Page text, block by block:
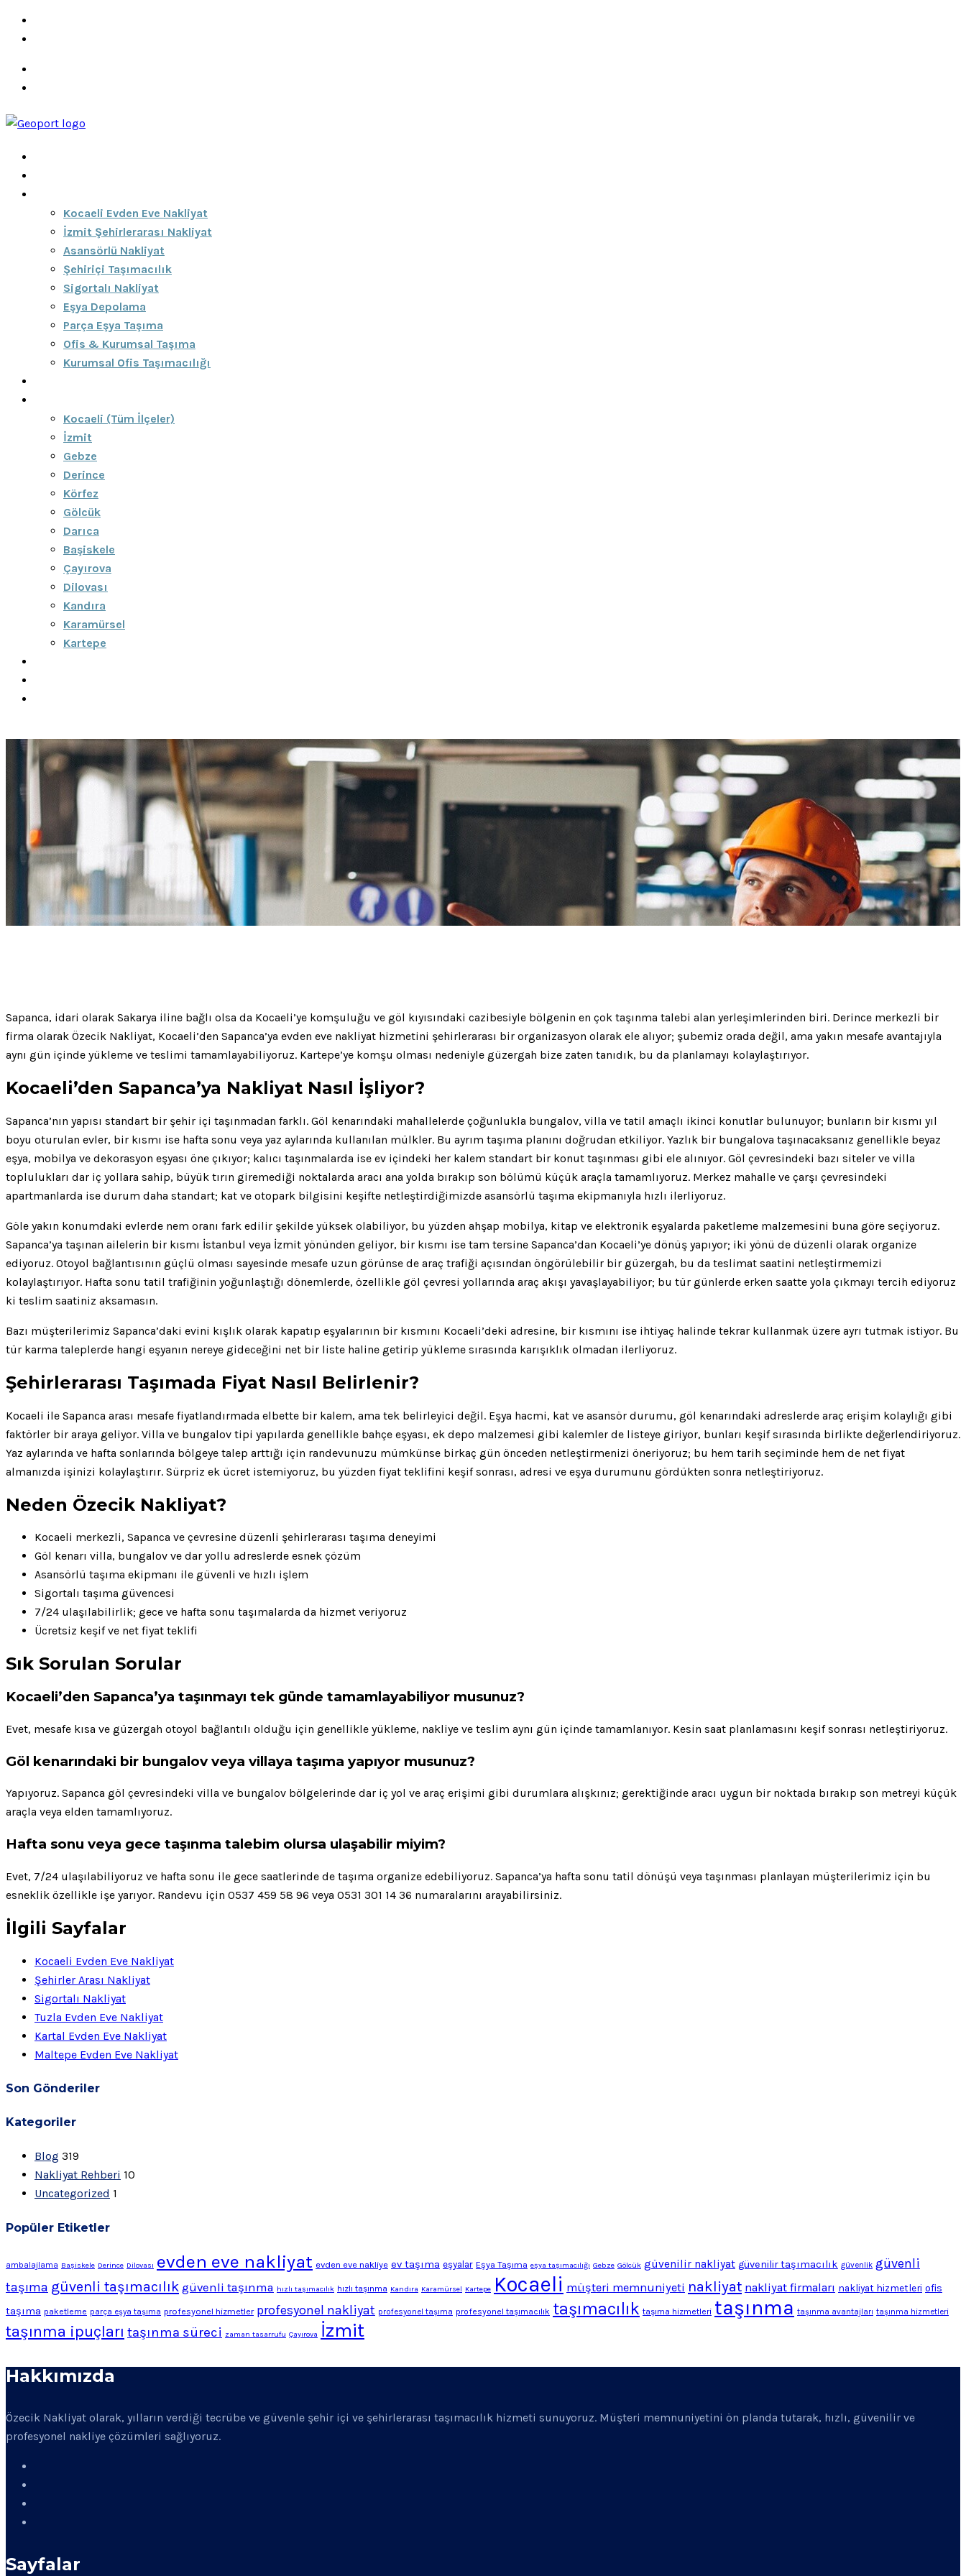
Kocaeli Evden Eve Nakliyat
İzmit Şehirlerarası Nakliyat
Asansörlü Nakliyat
Şehiriçi Taşımacılık
Sigortalı Nakliyat
Eşya Depolama
Parça Eşya Taşıma
Ofis & Kurumsal Taşıma
Kurumsal Ofis Taşımacılığı
Kocaeli (Tüm İlçeler)
İzmit
Gebze
Derince
Körfez
Gölcük
Darıca
Başiskele
Çayırova
Dilovası
Kandıra
Karamürsel
Kartepe
Sapanca, idari olarak Sakarya iline bağlı olsa da Kocaeli’ye komşuluğu ve göl kıyısındaki cazibesiyle bölgenin en çok taşınma talebi alan yerleşimlerinden biri. Derince merkezli bir
firma olarak Özecik Nakliyat, Kocaeli’den Sapanca’ya evden eve nakliyat hizmetini şehirlerarası bir organizasyon olarak ele alıyor; şubemiz orada değil, ama yakın mesafe avantajıyla
aynı gün içinde yükleme ve teslimi tamamlayabiliyoruz. Kartepe’ye komşu olması nedeniyle güzergah bize zaten tanıdık, bu da planlamayı kolaylaştırıyor.
Kocaeli’den Sapanca’ya Nakliyat Nasıl İşliyor?
Sapanca’nın yapısı standart bir şehir içi taşınmadan farklı. Göl kenarındaki mahallelerde çoğunlukla bungalov, villa ve tatil amaçlı ikinci konutlar bulunuyor; bunların bir kısmı yıl
boyu oturulan evler, bir kısmı ise hafta sonu veya yaz aylarında kullanılan mülkler. Bu ayrım taşıma planını doğrudan etkiliyor. Yazlık bir bungalova taşınacaksanız genellikle beyaz
eşya, mobilya ve dekorasyon eşyası öne çıkıyor; kalıcı taşınmalarda ise ev içindeki her kalem standart bir konut taşınması gibi ele alınıyor. Göl çevresindeki bazı siteler ve villa
toplulukları dar iç yollara sahip, büyük tırın giremediği noktalarda aracı ana yolda bırakıp son bölümü küçük araçla tamamlıyoruz. Merkez mahalle ve çarşı çevresindeki
apartmanlarda ise durum daha standart; kat ve otopark bilgisini keşifte netleştirdiğimizde asansörlü taşıma ekipmanıyla hızlı ilerliyoruz.
Göle yakın konumdaki evlerde nem oranı fark edilir şekilde yüksek olabiliyor, bu yüzden ahşap mobilya, kitap ve elektronik eşyalarda paketleme malzemesini buna göre seçiyoruz.
Sapanca’ya taşınan ailelerin bir kısmı İstanbul veya İzmit yönünden geliyor, bir kısmı ise tam tersine Sapanca’dan Kocaeli’ye dönüş yapıyor; iki yönü de düzenli olarak organize
ediyoruz. Otoyol bağlantısının güçlü olması sayesinde mesafe uzun görünse de araç trafiği açısından öngörülebilir bir güzergah, bu da teslimat saatini netleştirmemizi
kolaylaştırıyor. Hafta sonu tatil trafiğinin yoğunlaştığı dönemlerde, özellikle göl çevresi yollarında araç akışı yavaşlayabiliyor; bu tür günlerde erken saatte yola çıkmayı tercih ediyoruz
ki teslim saatiniz aksamasın.
Bazı müşterilerimiz Sapanca’daki evini kışlık olarak kapatıp eşyalarının bir kısmını Kocaeli’deki adresine, bir kısmını ise ihtiyaç halinde tekrar kullanmak üzere ayrı tutmak istiyor. Bu
tür karma taleplerde hangi eşyanın nereye gideceğini net bir liste haline getirip yükleme sırasında karışıklık olmadan ilerliyoruz.
Şehirlerarası Taşımada Fiyat Nasıl Belirlenir?
Kocaeli ile Sapanca arası mesafe fiyatlandırmada elbette bir kalem, ama tek belirleyici değil. Eşya hacmi, kat ve asansör durumu, göl kenarındaki adreslerde araç erişim kolaylığı gibi
faktörler bir araya geliyor. Villa ve bungalov tipi yapılarda genellikle bahçe eşyası, ek depo malzemesi gibi kalemler de listeye giriyor, bunları keşif sırasında birlikte değerlendiriyoruz.
Yaz aylarında ve hafta sonlarında bölgeye talep arttığı için randevunuzu mümkünse birkaç gün önceden netleştirmenizi öneriyoruz; bu hem tarih seçiminde hem de net fiyat
almanızda işinizi kolaylaştırır. Sürpriz ek ücret istemiyoruz, bu yüzden fiyat teklifini keşif sonrası, adresi ve eşya durumunu gördükten sonra netleştiriyoruz.
Neden Özecik Nakliyat?
Kocaeli merkezli, Sapanca ve çevresine düzenli şehirlerarası taşıma deneyimi
Göl kenarı villa, bungalov ve dar yollu adreslerde esnek çözüm
Asansörlü taşıma ekipmanı ile güvenli ve hızlı işlem
Sigortalı taşıma güvencesi
7/24 ulaşılabilirlik; gece ve hafta sonu taşımalarda da hizmet veriyoruz
Ücretsiz keşif ve net fiyat teklifi
Sık Sorulan Sorular
Kocaeli’den Sapanca’ya taşınmayı tek günde tamamlayabiliyor musunuz?
Evet, mesafe kısa ve güzergah otoyol bağlantılı olduğu için genellikle yükleme, nakliye ve teslim aynı gün içinde tamamlanıyor. Kesin saat planlamasını keşif sonrası netleştiriyoruz.
Göl kenarındaki bir bungalov veya villaya taşıma yapıyor musunuz?
Yapıyoruz. Sapanca göl çevresindeki villa ve bungalov bölgelerinde dar iç yol ve araç erişimi gibi durumlara alışkınız; gerektiğinde aracı uygun bir noktada bırakıp son metreyi küçük
araçla veya elden tamamlıyoruz.
Hafta sonu veya gece taşınma talebim olursa ulaşabilir miyim?
Evet, 7/24 ulaşılabiliyoruz ve hafta sonu ile gece saatlerinde de taşıma organize edebiliyoruz. Sapanca’ya hafta sonu tatil dönüşü veya taşınması planlayan müşterilerimiz için bu
esneklik özellikle işe yarıyor. Randevu için 0537 459 58 96 veya 0531 301 14 36 numaralarını arayabilirsiniz.
İlgili Sayfalar
Kocaeli Evden Eve Nakliyat
Şehirler Arası Nakliyat
Sigortalı Nakliyat
Tuzla Evden Eve Nakliyat
Kartal Evden Eve Nakliyat
Maltepe Evden Eve Nakliyat
Son Gönderiler
Kategoriler
Blog 319
Nakliyat Rehberi 10
Uncategorized 1
Popüler Etiketler
ambalajlama Başiskele Derince Dilovası evden eve nakliyat evden eve nakliye ev taşıma eşyalar Eşya Taşıma eşya taşımacılığı Gebze Gölcük güvenilir nakliyat güvenilir taşımacılık güvenlik güvenli
taşıma güvenli taşımacılık güvenli taşınma hızlı taşımacılık hızlı taşınma Kandıra Karamürsel Kartepe Kocaeli müşteri memnuniyeti nakliyat nakliyat firmaları nakliyat hizmetleri ofis
taşıma paketleme parça eşya taşıma profesyonel hizmetler profesyonel nakliyat profesyonel taşıma profesyonel taşımacılık taşımacılık taşıma hizmetleri taşınma taşınma avantajları taşınma hizmetleri
taşınma ipuçları taşınma süreci zaman tasarrufu Çayırova İzmit
Hakkımızda
Özecik Nakliyat olarak, yılların verdiği tecrübe ve güvenle şehir içi ve şehirlerarası taşımacılık hizmeti sunuyoruz. Müşteri memnuniyetini ön planda tutarak, hızlı, güvenilir ve
profesyonel nakliye çözümleri sağlıyoruz.
Sayfalar